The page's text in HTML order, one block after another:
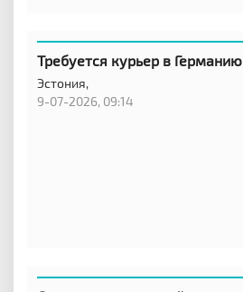
Требуется курьер в Германию
Эстония,
9-07-2026, 09:14